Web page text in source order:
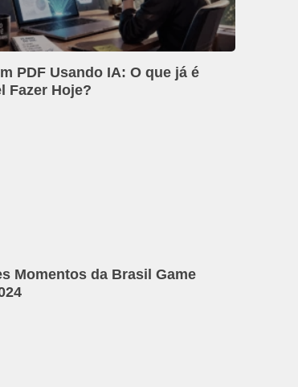
PDF Usando IA: O que já é
Fazer Hoje?
Momentos da Brasil Game